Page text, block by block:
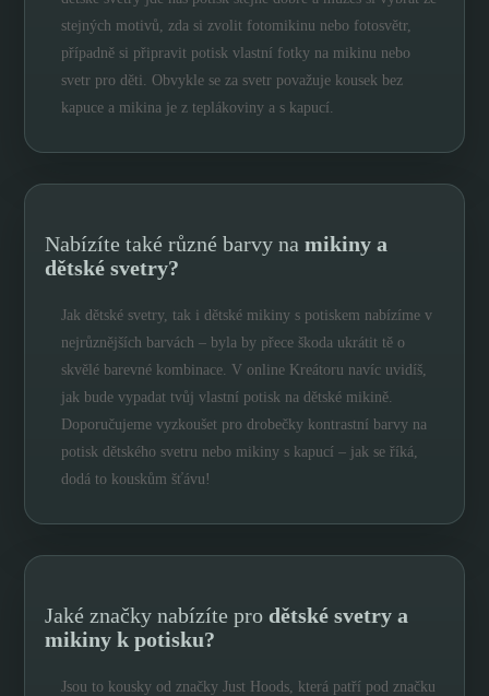
stejných motivů, zda si zvolit fotomikinu nebo fotosvětr,
případně si připravit potisk vlastní fotky na mikinu nebo
svetr pro děti. Obvykle se za svetr považuje kousek bez
kapuce a mikina je z teplákoviny a s kapucí.
Nabízíte také různé barvy namikiny a
dětské svetry?
Jak dětské svetry, tak i dětské mikiny s potiskem nabízíme v
nejrůznějších barvách – byla by přece škoda ukrátit tě o
skvělé barevné kombinace. V online Kreátoru navíc uvidíš,
jak bude vypadat tvůj vlastní potisk na dětské mikině.
Doporučujeme vyzkoušet pro drobečky kontrastní barvy na
potisk dětského svetru nebo mikiny s kapucí – jak se říká,
dodá to kouskům šťávu!
Jaké značky nabízíte prodětské svetry a
mikiny k potisku?
Jsou to kousky od značky Just Hoods, která patří pod značku